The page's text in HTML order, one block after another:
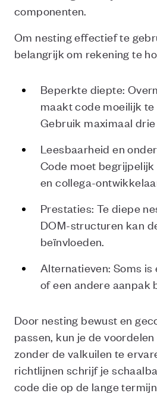
componenten.
Om nesting effectief te
belangrijk om rekening te
Beperkte diepte:
maakt code moeilijk
Gebruik maximaal
Leesbaarheid en
Code moet
en collega-
Prestaties: Te diepe
DOM-structuren kan
beïnvloeden.
Alternatieven: Soms
of een andere aanpak
Door nesting bewust en
passen, kun je de
zonder de valkuilen te
richtlijnen schrijf je
code die op de lange